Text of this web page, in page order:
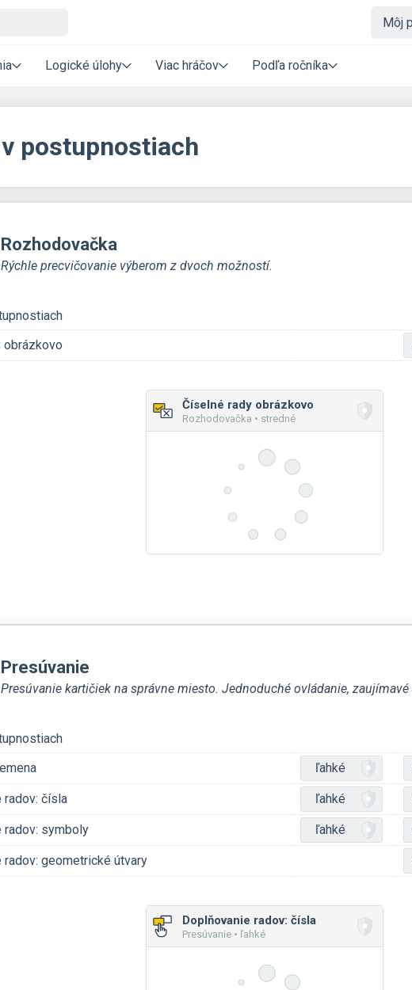
Môj
Logické úlohy Viac hráčov Podľa ročníka
postupnostiach
Rozhodovačka
Rýchle precvičovanie výberom z dvoch možností.
obrázkovo
Číselné rady obrázkovo
Rozhodovačka • stredné
Presúvanie
Presúvanie kartičiek na správne miesto. Jednoduché ovládanie, zaujímavé
ľahké
radov: čísla ľahké
radov: symboly ľahké
radov: geometrické útvary
Doplňovanie radov: čísla
Presúvanie • ľahké